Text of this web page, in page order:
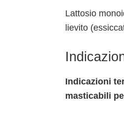
Lattosio
lievito
Indicazioni
masticabili